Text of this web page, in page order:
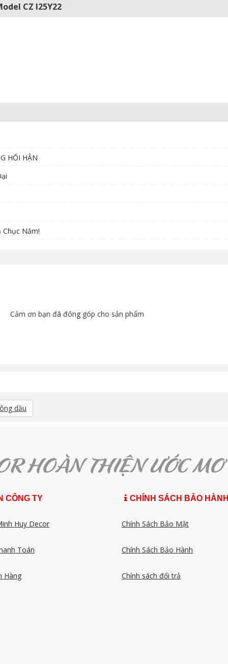
CZ I25Y22
HỐI HẬN
Chục Năm!
Cảm ơn bạn đã đóng góp cho sản phẩm
dầu
CÔNG TY
Huy Decor
Toán
Hàng
CHÍNH SÁCH BẢO
Chính Sách Bảo Mật
Chính Sách Bảo Hành
Chính sách đổi trả